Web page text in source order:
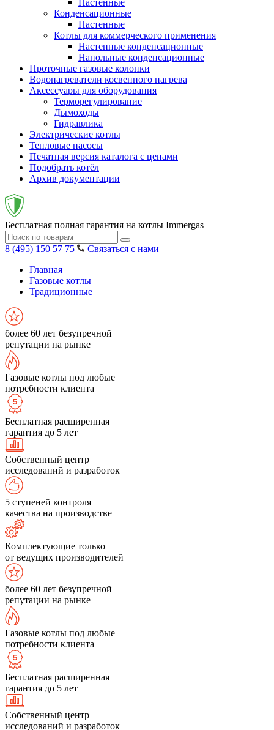
Настенные
Конденсационные
Настенные
Котлы для коммерческого применения
Настенные конденсационные
Напольные конденсационные
Проточные газовые колонки
Водонагреватели косвенного нагрева
Аксессуары для оборудования
Терморегулирование
Дымоходы
Гидравлика
Электрические котлы
Тепловые насосы
Печатная версия каталога с ценами
Подобрать котёл
Архив документации
Бесплатная полная гарантия на котлы Immergas
8 (495) 150 57 75
Связаться с нами
Главная
Газовые котлы
Традиционные
более 60 лет безупречной
репутации на рынке
Газовые котлы под любые
потребности клиента
Бесплатная расширенная
гарантия до 5 лет
Собственный центр
исследований и разработок
5 ступеней контроля
качества на производстве
Комплектующие только
от ведущих производителей
более 60 лет безупречной
репутации на рынке
Газовые котлы под любые
потребности клиента
Бесплатная расширенная
гарантия до 5 лет
Собственный центр
исследований и разработок